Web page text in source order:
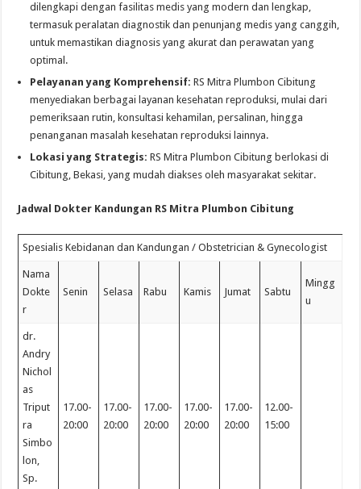
dilengkapi dengan fasilitas medis yang modern dan lengkap,
termasuk peralatan diagnostik dan penunjang medis yang canggih,
untuk memastikan diagnosis yang akurat dan perawatan yang
optimal.
Pelayanan yang Komprehensif: RS Mitra Plumbon Cibitung
menyediakan berbagai layanan kesehatan reproduksi, mulai dari
pemeriksaan rutin, konsultasi kehamilan, persalinan, hingga
penanganan masalah kesehatan reproduksi lainnya.
Lokasi yang Strategis: RS Mitra Plumbon Cibitung berlokasi di
Cibitung, Bekasi, yang mudah diakses oleh masyarakat sekitar.
Jadwal Dokter Kandungan RS Mitra Plumbon Cibitung
Spesialis Kebidanan dan Kandungan / Obstetrician & Gynecologist
Nama
Dokte
r
Senin Selasa Rabu Kamis Jumat Sabtu
Mingg
u
dr.
Andry
Nichol
as
Triput
ra
Simbo
lon,
Sp.
17.00-
20:00
17.00-
20:00
17.00-
20:00
17.00-
20:00
17.00-
20:00
12.00-
15:00